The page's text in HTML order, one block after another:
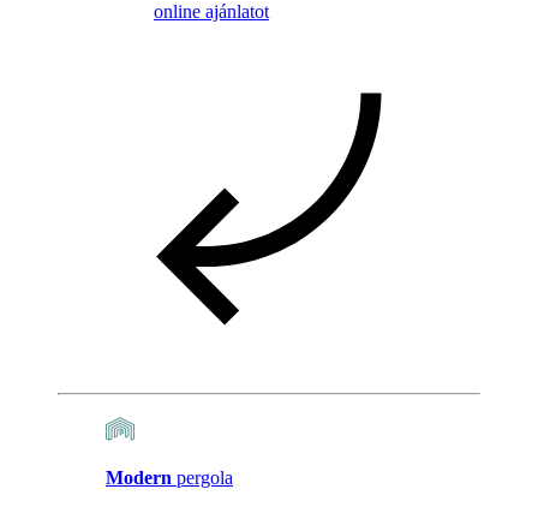
online ajánlatot
Modern pergola